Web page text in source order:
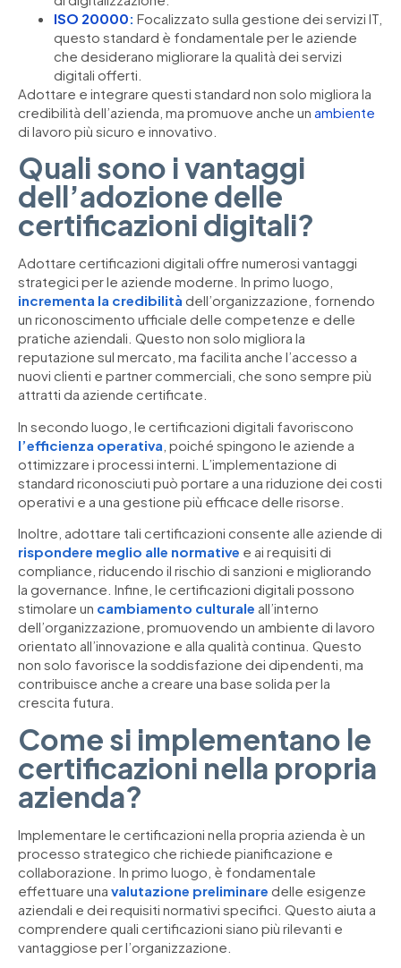
ISO 20000: Focalizzato sulla gestione dei servizi IT,
questo standard è fondamentale per le aziende
che desiderano migliorare la qualità dei servizi
digitali offerti.
Adottare e integrare questi standard non solo migliora la
credibilità dell’azienda, ma promuove anche un ambiente
di lavoro più sicuro e innovativo.
Quali sono i vantaggi
dell’adozione delle
certificazioni digitali?
Adottare certificazioni digitali offre numerosi vantaggi
strategici per le aziende moderne. In primo luogo,
incrementa la credibilità dell’organizzazione, fornendo
un riconoscimento ufficiale delle competenze e delle
pratiche aziendali. Questo non solo migliora la
reputazione sul mercato, ma facilita anche l’accesso a
nuovi clienti e partner commerciali, che sono sempre più
attratti da aziende certificate.
In secondo luogo, le certificazioni digitali favoriscono
l’efficienza operativa , poiché spingono le aziende a
ottimizzare i processi interni. L’implementazione di
standard riconosciuti può portare a una riduzione dei costi
operativi e a una gestione più efficace delle risorse.
Inoltre, adottare tali certificazioni consente alle aziende di
rispondere meglio alle normative e ai requisiti di
compliance, riducendo il rischio di sanzioni e migliorando
la governance. Infine, le certificazioni digitali possono
stimolare un cambiamento culturale all’interno
dell’organizzazione, promuovendo un ambiente di lavoro
orientato all’innovazione e alla qualità continua. Questo
non solo favorisce la soddisfazione dei dipendenti, ma
contribuisce anche a creare una base solida per la
crescita futura.
Come si implementano le
certificazioni nella propria
azienda?
Implementare le certificazioni nella propria azienda è un
processo strategico che richiede pianificazione e
collaborazione. In primo luogo, è fondamentale
effettuare una valutazione preliminare delle esigenze
aziendali e dei requisiti normativi specifici. Questo aiuta a
comprendere quali certificazioni siano più rilevanti e
vantaggiose per l’organizzazione.